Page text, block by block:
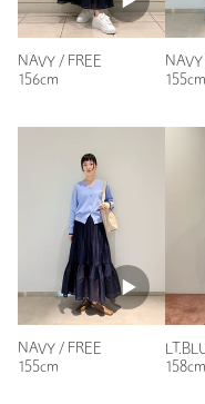
購入商品のサイズ感：ち
ウエストはゴムですがあ
女性
50代後半
150cm
普段の着用サイズ：
3人が参考になったと回答
参考になった
NAVY / FREE
156cm
NAVY
155cm
NAVY / FREE
155cm
158cm